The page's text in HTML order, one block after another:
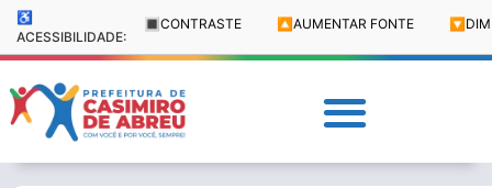
♿
ACESSIBILIDADE:
🔳 CONTRASTE 🔼 AUMENTAR FONTE 🔽